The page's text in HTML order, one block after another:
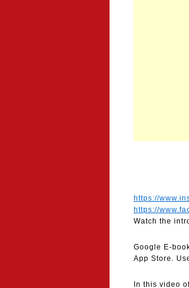
https://
https://
Watch the
Google E-
App Store.
In this video